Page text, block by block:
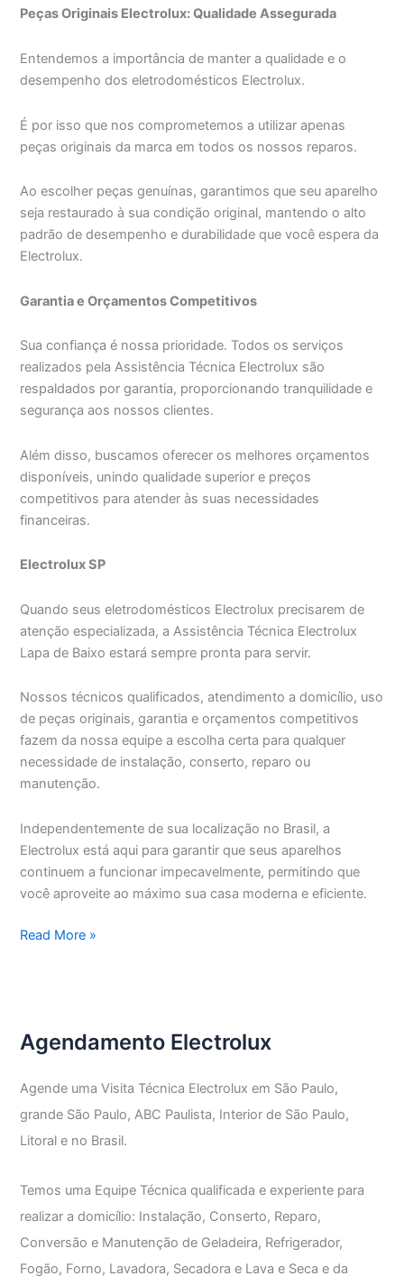
Peças Originais Electrolux: Qualidade Assegurada
Entendemos a importância de manter a qualidade e o
desempenho dos eletrodomésticos Electrolux.
É por isso que nos comprometemos a utilizar apenas
peças originais da marca em todos os nossos reparos.
Ao escolher peças genuínas, garantimos que seu aparelho
seja restaurado à sua condição original, mantendo o alto
padrão de desempenho e durabilidade que você espera da
Electrolux.
Garantia e Orçamentos Competitivos
Sua confiança é nossa prioridade. Todos os serviços
realizados pela Assistência Técnica Electrolux são
respaldados por garantia, proporcionando tranquilidade e
segurança aos nossos clientes.
Além disso, buscamos oferecer os melhores orçamentos
disponíveis, unindo qualidade superior e preços
competitivos para atender às suas necessidades
financeiras.
Electrolux SP
Quando seus eletrodomésticos Electrolux precisarem de
atenção especializada, a Assistência Técnica Electrolux
Lapa de Baixo estará sempre pronta para servir.
Nossos técnicos qualificados, atendimento a domicílio, uso
de peças originais, garantia e orçamentos competitivos
fazem da nossa equipe a escolha certa para qualquer
necessidade de instalação, conserto, reparo ou
manutenção.
Independentemente de sua localização no Brasil, a
Electrolux está aqui para garantir que seus aparelhos
continuem a funcionar impecavelmente, permitindo que
você aproveite ao máximo sua casa moderna e eficiente.
Assistência
Baixo
Read More »
Agendamento Electrolux
Agende uma Visita Técnica Electrolux em São Paulo,
grande São Paulo, ABC Paulista, Interior de São Paulo,
Litoral e no Brasil.
Temos uma Equipe Técnica qualificada e experiente para
realizar a domicílio: Instalação, Conserto, Reparo,
Conversão e Manutenção de Geladeira, Refrigerador,
Fogão, Forno, Lavadora, Secadora e Lava e Seca e da